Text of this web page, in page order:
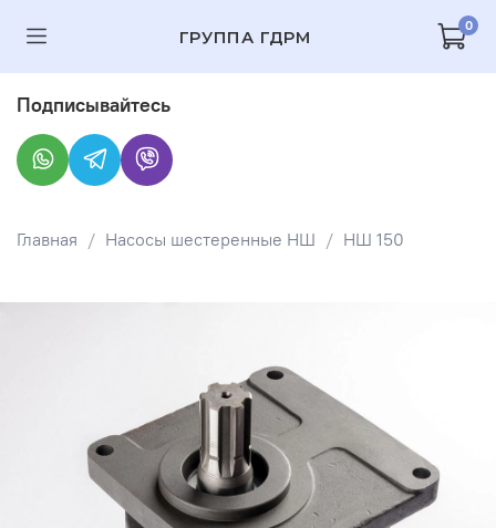
ГРУППА ГДРМ
0
Главная Насосы шестеренные НШ НШ 150
Подписывайтесь